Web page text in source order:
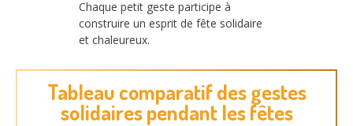
Chaque petit geste participe à
construire un esprit de fête solidaire
et chaleureux.
Tableau comparatif des gestes
solidaires pendant les fêtes